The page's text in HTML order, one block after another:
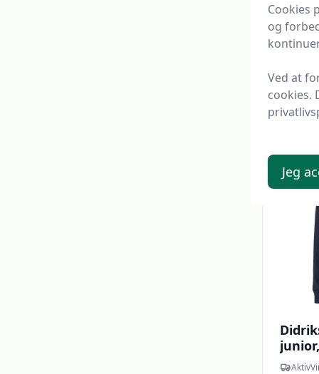
Udsalg
Cookies
og
Ved at
cookies.
Jeg